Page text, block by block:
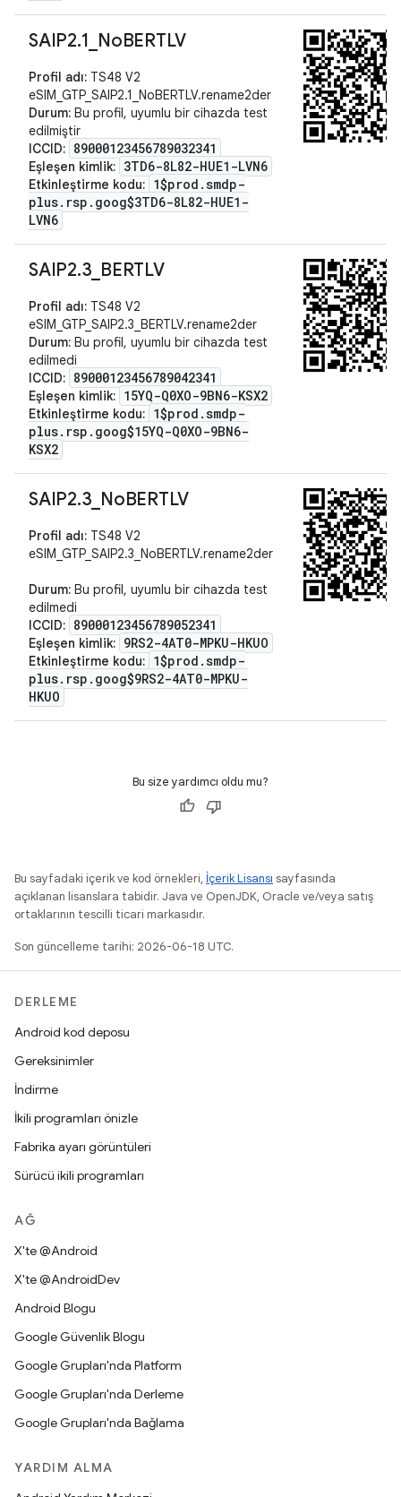
SAIP2.1 NoBERTLV
Profil adı: TS48 V2
eSIM_GTP_SAIP2.1_NoBERTLV.rename2der
Durum: Bu profil, uyumlu bir cihazda test
edilmiştir
ICCID: 89000123456789032341
Eşleşen kimlik: 3TD6-8L82-HUE1-LVN6
Etkinleştirme kodu: 1$prod.smdp-
plus.rsp.goog$3TD6-8L82-HUE1-
LVN6
SAIP2.3 BERTLV
Profil adı: TS48 V2
eSIM_GTP_SAIP2.3_BERTLV.rename2der
Durum: Bu profil, uyumlu bir cihazda test
edilmedi
ICCID: 89000123456789042341
Eşleşen kimlik: 15YQ-Q0XO-9BN6-KSX2
Etkinleştirme kodu: 1$prod.smdp-
plus.rsp.goog$15YQ-Q0XO-9BN6-
KSX2
SAIP2.3 NoBERTLV
Profil adı: TS48 V2
eSIM_GTP_SAIP2.3_NoBERTLV.rename2der
Durum: Bu profil, uyumlu bir cihazda test
edilmedi
ICCID: 89000123456789052341
Eşleşen kimlik: 9RS2-4AT0-MPKU-HKUO
Etkinleştirme kodu: 1$prod.smdp-
plus.rsp.goog$9RS2-4AT0-MPKU-
HKUO
Bu size yardımcı oldu mu?
Bu sayfadaki içerik ve kod örnekleri, İçerik Lisansı sayfasında
açıklanan lisanslara tabidir. Java ve OpenJDK, Oracle ve/veya satış
ortaklarının tescilli ticari markasıdır.
Son güncelleme tarihi: 2026-06-18 UTC.
DERLEME
Android kod deposu
Gereksinimler
İndirme
İkili programları önizle
Fabrika ayarı görüntüleri
Sürücü ikili programları
AĞ
X'te @Android
X'te @AndroidDev
Android Blogu
Google Güvenlik Blogu
Google Grupları'nda Platform
Google Grupları'nda Derleme
Google Grupları'nda Bağlama
YARDIM ALMA